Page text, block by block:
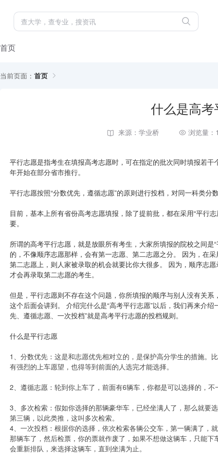
首页
当前页面： 首页
什么是高
来源：学业桥 浏览量：
平行志愿是指考生在填报高考志愿时，可在指定的批次同时填报若
年开始在部分省市推行。
平行志愿按照“分数优先，遵循志愿”的原则进行投档，对同一科类
目前，基本上所有省份高考志愿填报，除了提前批，都在采用“平行
要。
所谓的高考平行志愿，就是放眼所有考生，大家所填报的院校之间
的，不像顺序志愿那样，会有第一志愿、第二志愿之分。 因为，在
第二志愿上，则人家被录取的机会就要比你大很多。 因为，顺序志
才会再录取第二志愿的考生。
但是，平行志愿则不存在这个问题，你所填报的顺序与别人没有关
这个后面会讲到。 介绍完什么是“高考平行志愿”以后，我们再来介
先、遵循志愿、一次投档”就是高考平行志愿的投档规则。
什么是平行志愿
1、分数优先：这是和志愿优先相对立的，是保护高分学生的措施。
有强烈的上车愿望，也得等到前面的人选完才能选择。
2、遵循志愿：轮到你上车了，前面有6辆车，你都是可以选择的，
3、多次检索：假如你选择的那辆豪华车，已经坐满人了，那么就要
第三辆，以此类推，这叫多次检索。
4、一次投档：根据你的选择，依次检索各辆公交车，第一辆满了，
那辆车了，然后检票，你的票就作废了，如果不想做这辆车，只能
会重新排队，来选择这辆车，直到坐满为止。